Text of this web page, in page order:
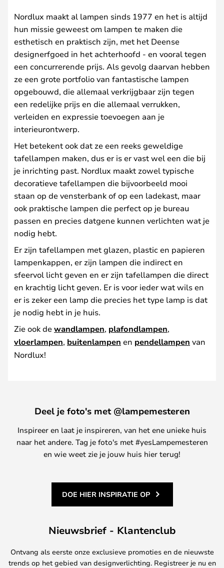
Nordlux maakt al lampen sinds 1977 en het is altijd
hun missie geweest om lampen te maken die
esthetisch en praktisch zijn, met het Deense
designerfgoed in het achterhoofd - en vooral tegen
een concurrerende prijs. Als gevolg daarvan hebben
ze een grote portfolio van fantastische lampen
opgebouwd, die allemaal verkrijgbaar zijn tegen
een redelijke prijs en die allemaal verrukken,
verleiden en expressie toevoegen aan je
interieurontwerp.
Het betekent ook dat ze een reeks geweldige
tafellampen maken, dus er is er vast wel een die bij
je inrichting past. Nordlux maakt zowel typische
decoratieve tafellampen die bijvoorbeeld mooi
staan op de vensterbank of op een ladekast, maar
ook praktische lampen die perfect op je bureau
passen en precies datgene kunnen verlichten wat je
nodig hebt.
Er zijn tafellampen met glazen, plastic en papieren
lampenkappen, er zijn lampen die indirect en
sfeervol licht geven en er zijn tafellampen die direct
en krachtig licht geven. Er is voor ieder wat wils en
er is zeker een lamp die precies het type lamp is dat
je nodig hebt in je huis.
Zie ook dewandlampen, plafondlampen,
vloerlampen, buitenlampen en pendellampen van
Nordlux!
Deel je foto's met @lampemesteren
Inspireer en laat je inspireren, van het ene unieke huis
naar het andere. Tag je foto's met #yesLampemesteren
en wie weet zie je jouw huis hier terug!
DOE HIER INSPIRATIE OP
Nieuwsbrief - Klantenclub
Ontvang als eerste onze exclusieve promoties en de nieuwste
trends op het gebied van designverlichting. Registreer je nu en